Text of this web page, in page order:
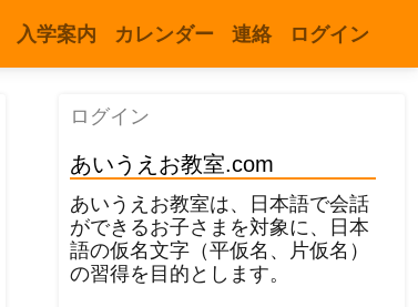
入学案内 カレンダー 連絡 ログイン
ログイン
あいうえお教室.com
あいうえお教室は、日本語で会話
ができるお子さまを対象に、日本
語の仮名文字（平仮名、片仮名）
の習得を目的とします。